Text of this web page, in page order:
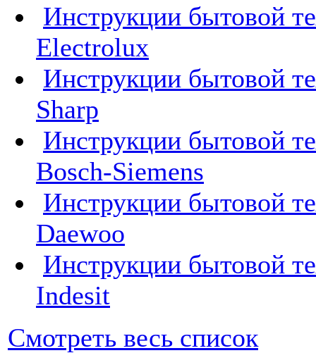
Инструкции бытовой
Electrolux
Инструкции бытовой
Sharp
Инструкции бытовой
Bosch-Siemens
Инструкции бытовой
Daewoo
Инструкции бытовой
Indesit
Смотреть весь список